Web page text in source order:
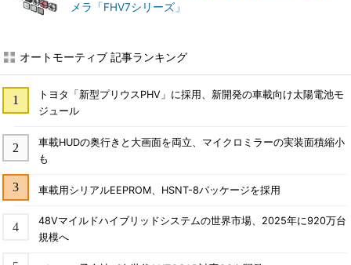
メラ「FHV7シリーズ」
オートモーティブ 記事ランキング
トヨタ「新型プリウスPHV」に採用、新開発の車載向け太陽電池モ
ジュール
車載HUDの奥行きと大画面を両立、マイクロミラーの実装面積縮小
も
車載用シリアルEEPROM、HSNT-8パッケージを採用
48Vマイルドハイブリッドシステムの世界市場、2025年に920万台
規模へ